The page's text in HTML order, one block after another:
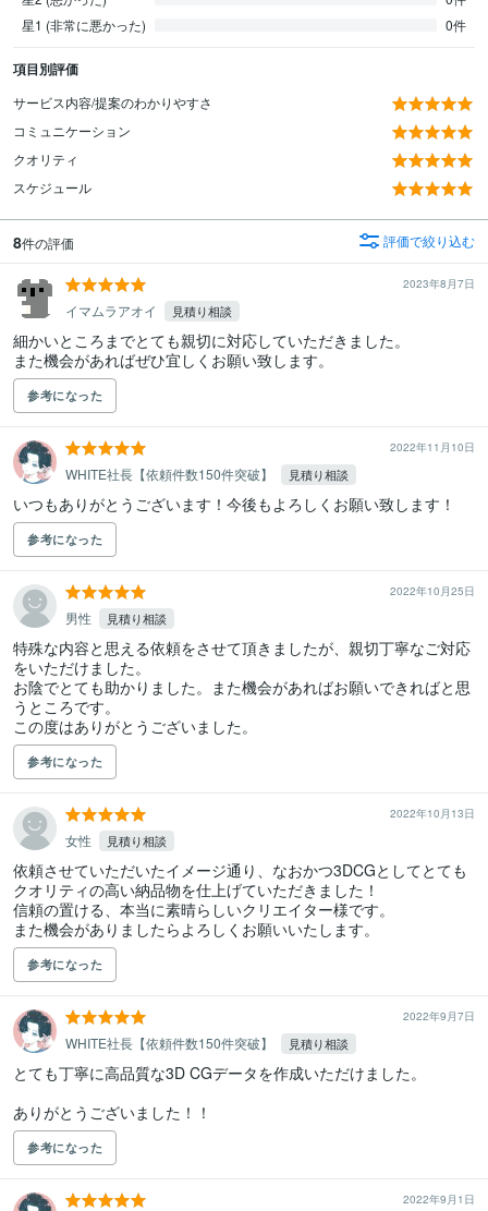
星1 (非常に悪かった)
0件
項目別評価
サービス内容/提案のわかりやすさ
コミュニケーション
クオリティ
スケジュール
8件の評価 評価で絞り込む
2023年8月7日
イマムラアオイ 見積り相談
細かいところまでとても親切に対応していただきました。
また機会があればぜひ宜しくお願い致します。
参考になった
2022年11月10日
WHITE社長【依頼件数150件突破】 見積り相談
いつもありがとうございます！今後もよろしくお願い致します！
参考になった
2022年10月25日
男性 見積り相談
特殊な内容と思える依頼をさせて頂きましたが、親切丁寧なご対応
をいただけました。
お陰でとても助かりました。また機会があればお願いできればと思
うところです。
この度はありがとうございました。
参考になった
2022年10月13日
女性 見積り相談
依頼させていただいたイメージ通り、なおかつ3DCGとしてとても
クオリティの高い納品物を仕上げていただきました！
信頼の置ける、本当に素晴らしいクリエイター様です。
また機会がありましたらよろしくお願いいたします。
参考になった
2022年9月7日
WHITE社長【依頼件数150件突破】 見積り相談
とても丁寧に高品質な3D CGデータを作成いただけました。
ありがとうございました！！
参考になった
2022年9月1日